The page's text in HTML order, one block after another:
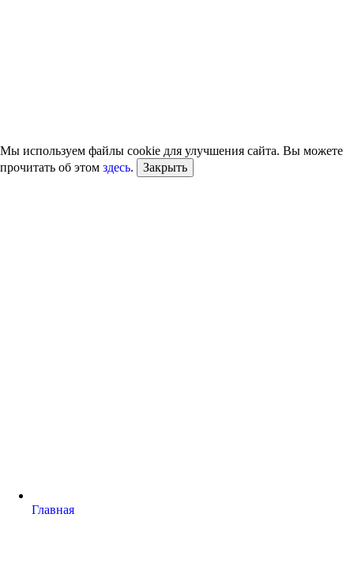
Мы используем файлы cookie для улучшения сайта. Вы можете
прочитать об этом здесь. Закрыть
Главная